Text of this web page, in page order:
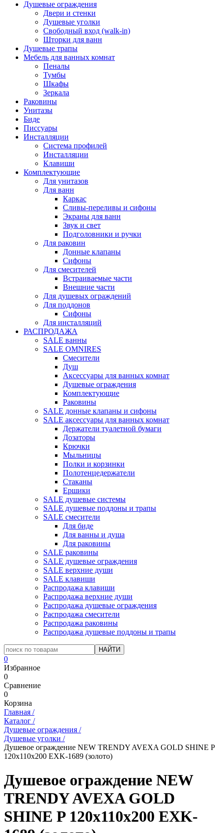
Душевые ограждения
Двери и стенки
Душевые уголки
Свободный вход (walk-in)
Шторки для ванн
Душевые трапы
Мебель для ванных комнат
Пеналы
Тумбы
Шкафы
Зеркала
Раковины
Унитазы
Биде
Писсуары
Инсталляции
Система профилей
Инсталляции
Клавиши
Комплектующие
Для унитазов
Для ванн
Каркас
Сливы-переливы и сифоны
Экраны для ванн
Звук и свет
Подголовники и ручки
Для раковин
Донные клапаны
Сифоны
Для смесителей
Встраиваемые части
Внешние части
Для душевых ограждений
Для поддонов
Сифоны
Для инсталляций
РАСПРОДАЖА
SALE ванны
SALE OMNIRES
Смесители
Душ
Аксессуары для ванных комнат
Душевые ограждения
Комплектующие
Раковины
SALE донные клапаны и сифоны
SALE аксессуары для ванных комнат
Держатели туалетной бумаги
Дозаторы
Крючки
Мыльницы
Полки и корзинки
Полотенцедержатели
Стаканы
Ершики
SALE душевые системы
SALE душевые поддоны и трапы
SALE смесители
Для биде
Для ванны и душа
Для раковины
SALE раковины
SALE душевые ограждения
SALE верхние души
SALE клавиши
Распродажа клавиши
Распродажа верхние души
Распродажа душевые ограждения
Распродажа смесители
Распродажа раковины
Распродажа душевые поддоны и трапы
0
Избранное
0
Сравнение
0
Корзина
Главная /
Каталог /
Душевые ограждения /
Душевые уголки /
Душевое ограждение NEW TRENDY AVEXA GOLD SHINE P
120x110x200 EXK-1689 (золото)
Душевое ограждение NEW
TRENDY AVEXA GOLD
SHINE P 120x110x200 EXK-